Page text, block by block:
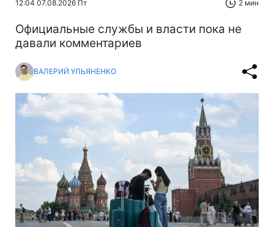
12:04 07.08.2026 Пт 2 мин
Официальные службы и власти пока не
давали комментариев
ВАЛЕРИЙ УЛЬЯНЕНКО